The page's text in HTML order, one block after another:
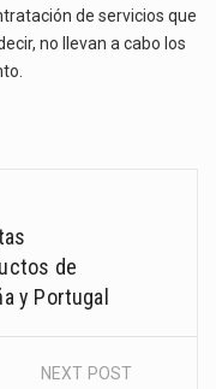
de servicios que
no llevan a cabo los
de
y Portugal
NEXT POST